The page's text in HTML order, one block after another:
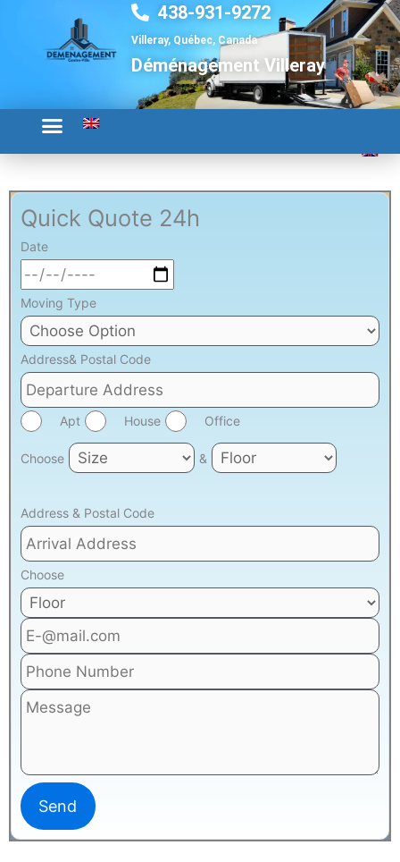
contenu
438-931-9272
Villeray, Québec, Canada
Déménagement Villeray
Quick Quote 24h
Date
Moving Type
Address& Postal Code
Apt House Office
Choose &
Address & Postal Code
Choose